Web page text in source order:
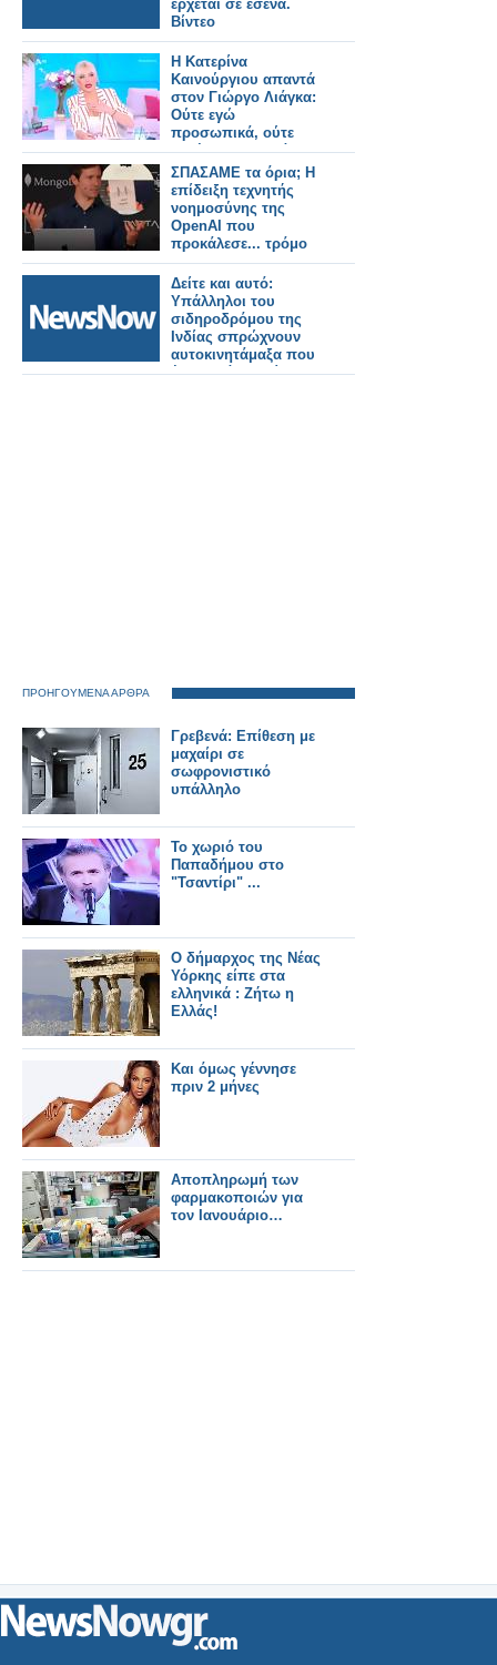
έρχεται σε εσένα.
Βίντεο
Η Κατερίνα
Καινούργιου απαντά
στον Γιώργο Λιάγκα:
Ούτε εγώ
προσωπικά, ούτε
κανένας συνεργάτης
μου ζήτησε αυτό το
βίντεο
ΣΠΑΣΑΜΕ τα όρια; Η
επίδειξη τεχνητής
νοημοσύνης της
OpenAI που
προκάλεσε... τρόμο
Δείτε και αυτό:
Υπάλληλοι του
σιδηροδρόμου της
Ινδίας σπρώχνουν
αυτοκινητάμαξα που
έχει χαλάσει! Βίντεο!
ΠΡΟΗΓΟΥΜΕΝΑ ΑΡΘΡΑ
Γρεβενά: Επίθεση με
μαχαίρι σε
σωφρονιστικό
υπάλληλο
Το χωριό του
Παπαδήμου στο
"Τσαντίρι" ...
Ο δήμαρχος της Νέας
Υόρκης είπε στα
ελληνικά : Ζήτω η
Ελλάς!
Και όμως γέννησε
πριν 2 μήνες
Αποπληρωμή των
φαρμακοποιών για
τον Ιανουάριο…